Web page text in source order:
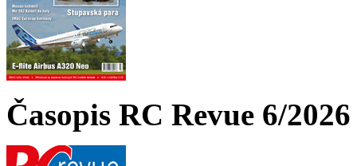
Časopis RC Revue 6/